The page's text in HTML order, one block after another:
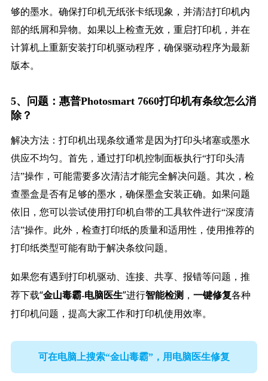
够的墨水。确保打印机无纸张卡纸现象，并清洁打印机内
部的纸屑和异物。如果以上检查无效，重启打印机，并在
计算机上重新安装打印机驱动程序，确保驱动程序为最新
版本。
5、问题：惠普Photosmart 7660打印机有条纹怎么消
除？
解决方法：打印机出现条纹通常是因为打印头堵塞或墨水
供应不均匀。首先，通过打印机控制面板执行“打印头清
洁”操作，可能需要多次清洁才能完全解决问题。其次，检
查墨盒是否有足够的墨水，确保墨盒安装正确。如果问题
依旧，您可以尝试使用打印机自带的工具软件进行“深度清
洁”操作。此外，检查打印纸的质量和适用性，使用推荐的
打印纸类型可能有助于解决条纹问题。
如果您有遇到打印机驱动、连接、共享、报错等问题，推
荐下载“金山毒霸-电脑医生”进行智能检测， 一键修复各种
打印机问题，提高大家工作和打印机使用效率。
可在电脑上搜索“金山毒霸”，用电脑医生修复